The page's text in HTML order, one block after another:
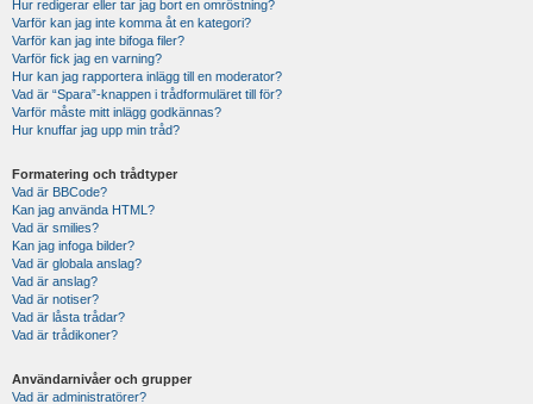
Hur redigerar eller tar jag bort en omröstning?
Varför kan jag inte komma åt en kategori?
Varför kan jag inte bifoga filer?
Varför fick jag en varning?
Hur kan jag rapportera inlägg till en moderator?
Vad är “Spara”-knappen i trådformuläret till för?
Varför måste mitt inlägg godkännas?
Hur knuffar jag upp min tråd?
Formatering och trådtyper
Vad är BBCode?
Kan jag använda HTML?
Vad är smilies?
Kan jag infoga bilder?
Vad är globala anslag?
Vad är anslag?
Vad är notiser?
Vad är låsta trådar?
Vad är trådikoner?
Användarnivåer och grupper
Vad är administratörer?